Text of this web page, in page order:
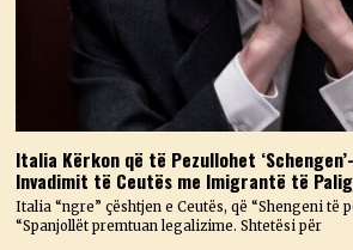
Italia Kërkon që të Pezullohet
Invadimit të Ceutës me Imigrantë të
Italia “ngre” çështjen e Ceutës, që “Shengeni të
“Spanjollët premtuan legalizime. Shtetësi për